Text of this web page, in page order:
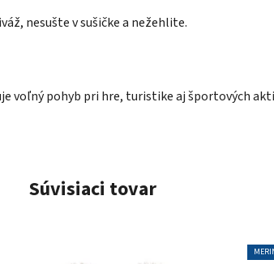
nesušte v sušičke a nežehlite.
voľný pohyb pri hre, turistike aj športových
Súvisiaci tovar